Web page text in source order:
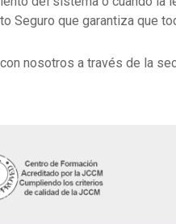
Seguro que garantiza que
nosotros a través de la